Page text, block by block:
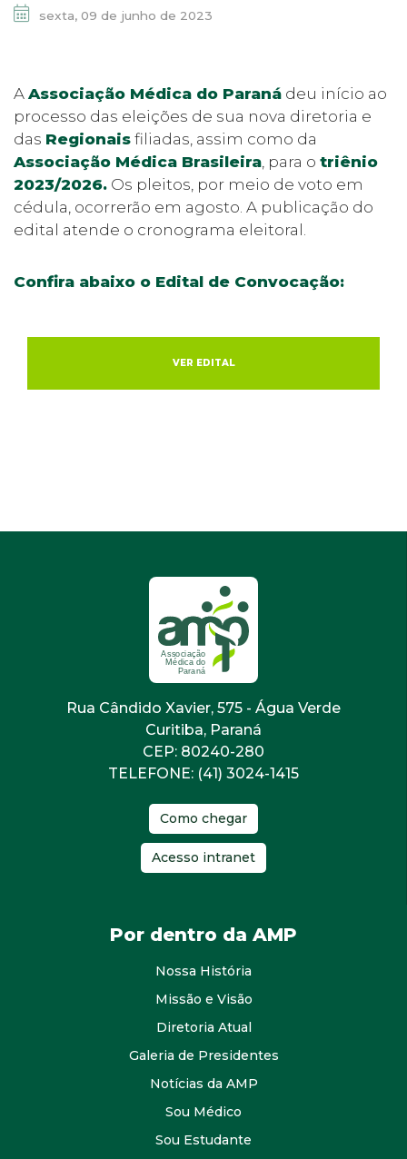
sexta, 09 de junho de 2023
A Associação Médica do Paraná deu início ao
processo das eleições de sua nova diretoria e
das Regionais filiadas, assim como da
Associação Médica Brasileira, para o triênio
2023/2026. Os pleitos, por meio de voto em
cédula, ocorrerão em agosto. A publicação do
edital atende o cronograma eleitoral.
Confira abaixo o Edital de Convocação:
VER EDITAL
Rua Cândido Xavier, 575 - Água Verde
Curitiba, Paraná
CEP: 80240-280
TELEFONE: (41) 3024-1415
Como chegar
Acesso intranet
Por dentro da AMP
Nossa História
Missão e Visão
Diretoria Atual
Galeria de Presidentes
Notícias da AMP
Sou Médico
Sou Estudante